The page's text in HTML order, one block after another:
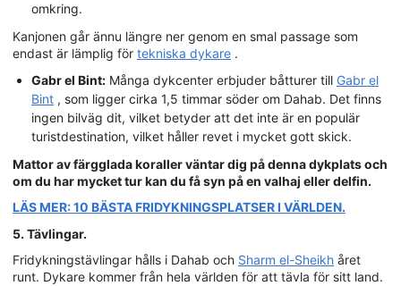
omkring.
Kanjonen går ännu längre ner genom en smal passage som
endast är lämplig för tekniska dykare .
Gabr el Bint: Många dykcenter erbjuder båtturer till Gabr el
Bint , som ligger cirka 1,5 timmar söder om Dahab. Det finns
ingen bilväg dit, vilket betyder att det inte är en populär
turistdestination, vilket håller revet i mycket gott skick.
Mattor av färgglada koraller väntar dig på denna dykplats och
om du har mycket tur kan du få syn på en valhaj eller delfin.
LÄS MER: 10 BÄSTA FRIDYKNINGSPLATSER I VÄRLDEN.
5. Tävlingar.
Fridykningstävlingar hålls i Dahab och Sharm el-Sheikh året
runt. Dykare kommer från hela världen för att tävla för sitt land.